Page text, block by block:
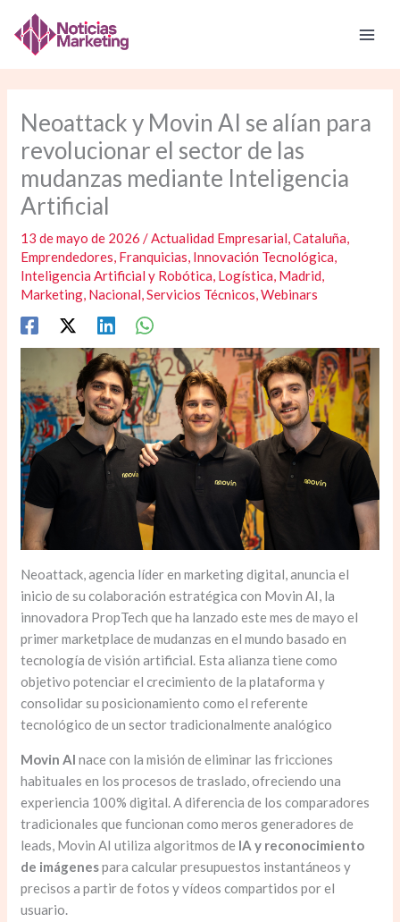
contenido
Neoattack y Movin AI se alían para
revolucionar el sector de las
mudanzas mediante Inteligencia
Artificial
13 de mayo de 2026/Actualidad Empresarial,Cataluña,
Emprendedores, Franquicias, Innovación Tecnológica,
Inteligencia Artificial y Robótica, Logística, Madrid,
Marketing, Nacional,Servicios Técnicos,Webinars
Neoattack, agencia líder en marketing digital, anuncia el
inicio de su colaboración estratégica con Movin AI, la
innovadora PropTech que ha lanzado este mes de mayo el
primer marketplace de mudanzas en el mundo basado en
tecnología de visión artificial. Esta alianza tiene como
objetivo potenciar el crecimiento de la plataforma y
consolidar su posicionamiento como el referente
tecnológico de un sector tradicionalmente analógico
Movin AI nace con la misión de eliminar las fricciones
habituales en los procesos de traslado, ofreciendo una
experiencia 100% digital. A diferencia de los comparadores
tradicionales que funcionan como meros generadores de
leads, Movin AI utiliza algoritmos de IA y reconocimiento
de imágenespara calcular presupuestos instantáneos y
precisos a partir de fotos y vídeos compartidos por el
usuario.